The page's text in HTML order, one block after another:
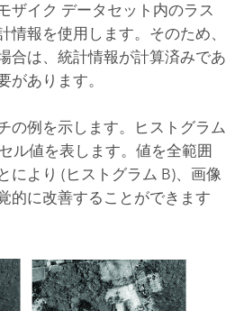
ザイク データセット内のラス
情報を使用します。そのため、
合は、統計情報が計算済みであ
があります。
の例を示します。ヒストグラム
ル値を表します。値を全範囲
により (ヒストグラム B)、画像
的に改善することができます